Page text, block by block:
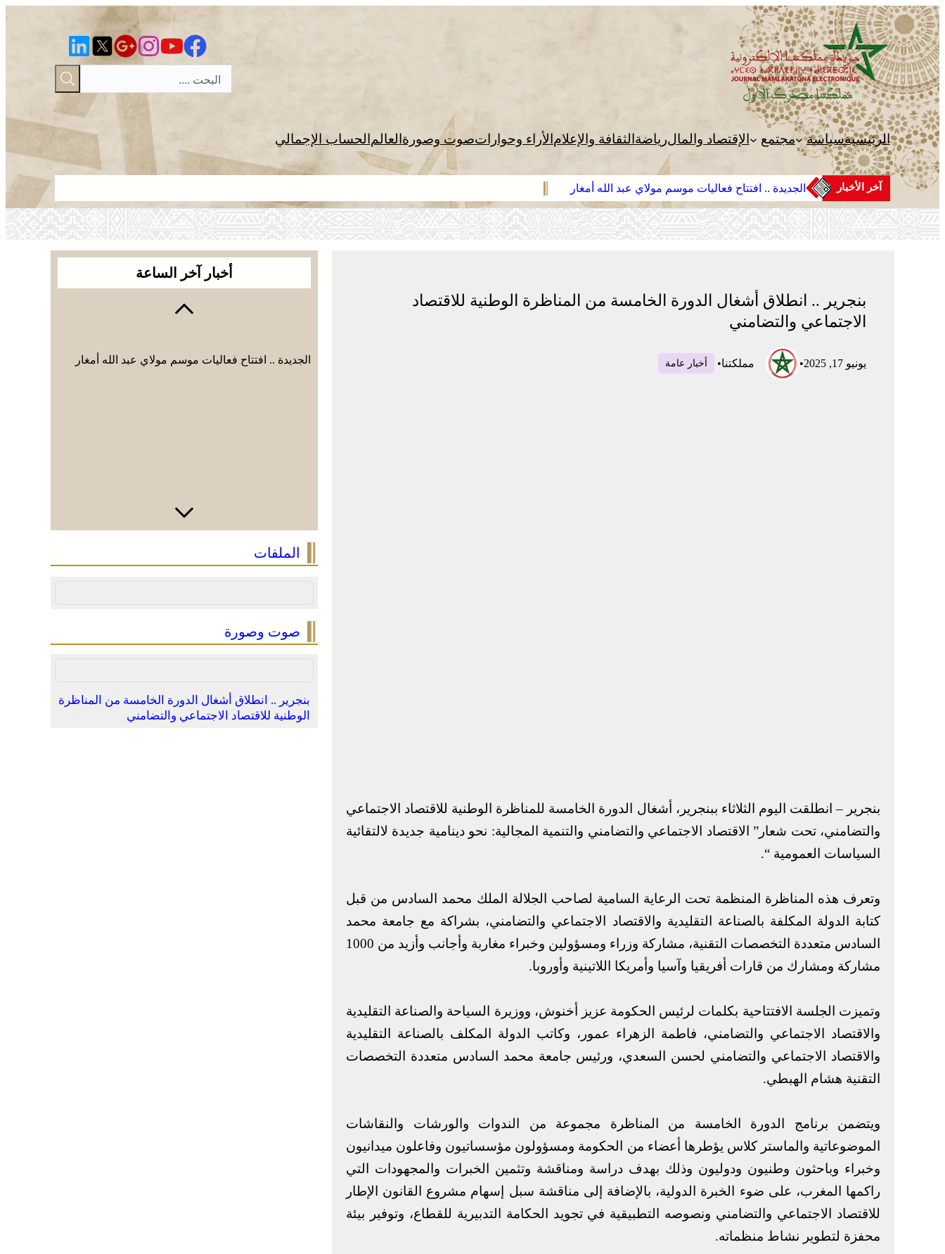
تخطى
إلى
المحتوى
الرئيسيةسياسة مجتمع الإقتصاد والمالرياضة الثقافة والإعلام الأراء وحواراتصوت وصورة العالم الحساب الإجمالي
آخر الأخبار الجديدة .. افتتاح فعاليات موسم مولاي عبد الله أمغار الجديدة ..
بنجرير .. انطلاق أشغال الدورة الخامسة من المناظرة الوطنية للاقتصاد
الاجتماعي والتضامني
يونيو 17, 2025 • مملكتنا• أخبار عامة
بنجرير – انطلقت اليوم الثلاثاء ببنجرير، أشغال الدورة الخامسة للمناظرة الوطنية للاقتصاد الاجتماعي
والتضامني، تحت شعار” الاقتصاد الاجتماعي والتضامني والتنمية المجالية: نحو دينامية جديدة لالتقائية
السياسات العمومية “.
وتعرف هذه المناظرة المنظمة تحت الرعاية السامية لصاحب الجلالة الملك محمد السادس من قبل
كتابة الدولة المكلفة بالصناعة التقليدية والاقتصاد الاجتماعي والتضامني، بشراكة مع جامعة محمد
السادس متعددة التخصصات التقنية، مشاركة وزراء ومسؤولين وخبراء مغاربة وأجانب وأزيد من 1000
مشاركة ومشارك من قارات أفريقيا وآسيا وأمريكا اللاتينية وأوروبا.
وتميزت الجلسة الافتتاحية بكلمات لرئيس الحكومة عزيز أخنوش، ووزيرة السياحة والصناعة التقليدية
والاقتصاد الاجتماعي والتضامني، فاطمة الزهراء عمور، وكاتب الدولة المكلف بالصناعة التقليدية
والاقتصاد الاجتماعي والتضامني لحسن السعدي، ورئيس جامعة محمد السادس متعددة التخصصات
التقنية هشام الهبطي.
ويتضمن برنامج الدورة الخامسة من المناظرة مجموعة من الندوات والورشات والنقاشات
الموضوعاتية والماستر كلاس يؤطرها أعضاء من الحكومة ومسؤولون مؤسساتيون وفاعلون ميدانيون
وخبراء وباحثون وطنيون ودوليون وذلك بهدف دراسة ومناقشة وتثمين الخبرات والمجهودات التي
راكمها المغرب، على ضوء الخبرة الدولية، بالإضافة إلى مناقشة سبل إسهام مشروع القانون الإطار
للاقتصاد الاجتماعي والتضامني ونصوصه التطبيقية في تجويد الحكامة التدبيرية للقطاع، وتوفير بيئة
محفزة لتطوير نشاط منظماته.
أخبار آخر الساعة
الجديدة .. افتتاح فعاليات موسم مولاي عبد الله أمغار
الملفات
صوت وصورة
بنجرير .. انطلاق أشغال الدورة الخامسة من المناظرة
الوطنية للاقتصاد الاجتماعي والتضامني